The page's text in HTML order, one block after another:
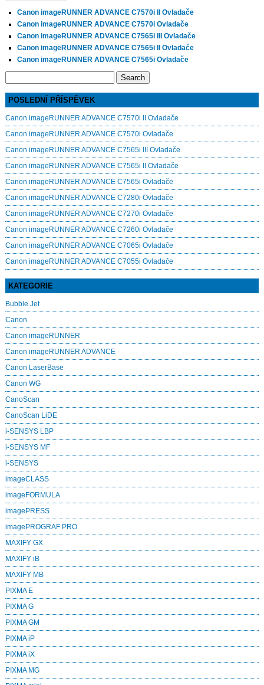
Canon imageRUNNER ADVANCE C7570i II Ovladače
Canon imageRUNNER ADVANCE C7570i Ovladače
Canon imageRUNNER ADVANCE C7565i III Ovladače
Canon imageRUNNER ADVANCE C7565i II Ovladače
Canon imageRUNNER ADVANCE C7565i Ovladače
POSLEDNÍ PŘÍSPĚVEK
Canon imageRUNNER ADVANCE C7570i II Ovladače
Canon imageRUNNER ADVANCE C7570i Ovladače
Canon imageRUNNER ADVANCE C7565i III Ovladače
Canon imageRUNNER ADVANCE C7565i II Ovladače
Canon imageRUNNER ADVANCE C7565i Ovladače
Canon imageRUNNER ADVANCE C7280i Ovladače
Canon imageRUNNER ADVANCE C7270i Ovladače
Canon imageRUNNER ADVANCE C7260i Ovladače
Canon imageRUNNER ADVANCE C7065i Ovladače
Canon imageRUNNER ADVANCE C7055i Ovladače
KATEGORIE
Bubble Jet
Canon
Canon imageRUNNER
Canon imageRUNNER ADVANCE
Canon LaserBase
Canon WG
CanoScan
CanoScan LiDE
i-SENSYS LBP
i-SENSYS MF
i‑SENSYS
imageCLASS
imageFORMULA
imagePRESS
imagePROGRAF PRO
MAXIFY GX
MAXIFY iB
MAXIFY MB
PIXMA E
PIXMA G
PIXMA GM
PIXMA iP
PIXMA iX
PIXMA MG